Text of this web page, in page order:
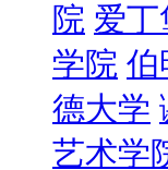
院 爱丁
学院 伯
德大学
艺术学